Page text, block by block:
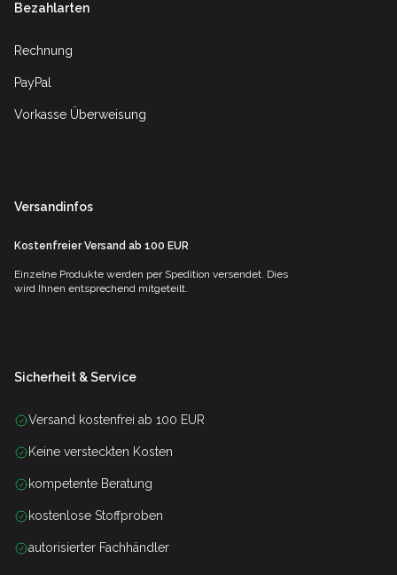
Bezahlarten
Rechnung
PayPal
Vorkasse Überweisung
Versandinfos
Kostenfreier Versand ab 100 EUR
Einzelne Produkte werden per Spedition versendet. Dies
wird Ihnen entsprechend mitgeteilt.
Sicherheit & Service
Versand kostenfrei ab 100 EUR
Keine versteckten Kosten
kompetente Beratung
kostenlose Stoffproben
autorisierter Fachhändler